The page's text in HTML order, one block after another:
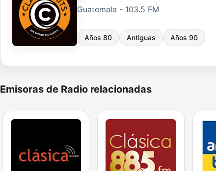
Guatemala - 103.5 FM
Años 80 Antiguas Años 90
Emisoras de Radio relacionadas